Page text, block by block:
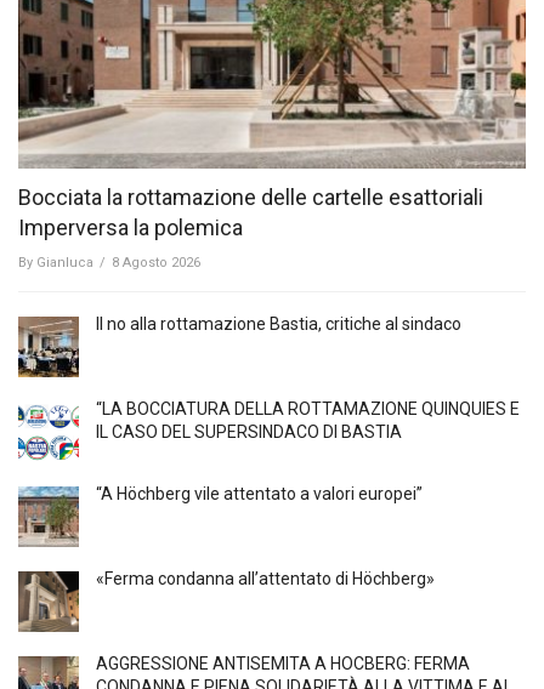
Bocciata la rottamazione delle cartelle esattoriali
Imperversa la polemica
By Gianluca / 8 Agosto 2026
Il no alla rottamazione Bastia, critiche al sindaco
“LA BOCCIATURA DELLA ROTTAMAZIONE QUINQUIES E
IL CASO DEL SUPERSINDACO DI BASTIA
“A Höchberg vile attentato a valori europei”
«Ferma condanna all’attentato di Höchberg»
AGGRESSIONE ANTISEMITA A HÖCBERG: FERMA